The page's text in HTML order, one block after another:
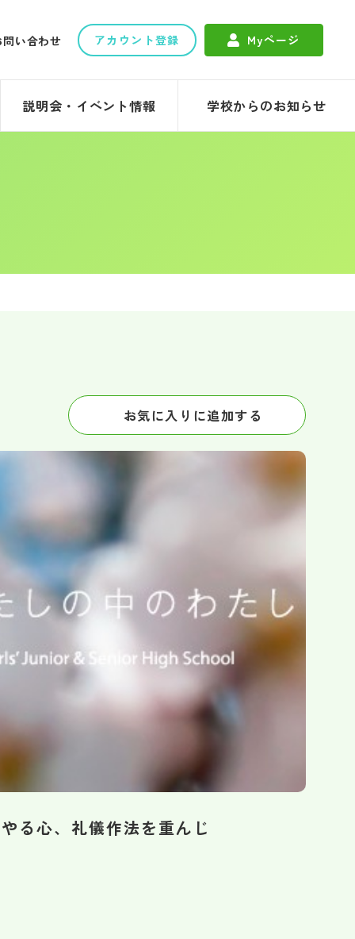
問い合わせ アカウント登録 Myページ
説明会・イベント情報 学校からのお知らせ
お気に入りに追加する
る心、礼儀作法を重んじ